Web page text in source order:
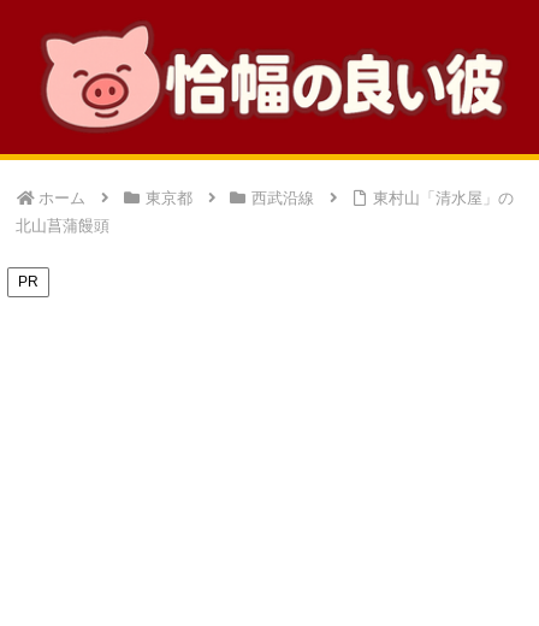
ホーム 東京都 西武沿線
東村山「清水屋」の
北山菖蒲饅頭
PR